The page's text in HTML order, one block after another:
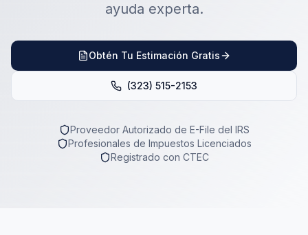
ayuda experta.
Obtén Tu Estimación Gratis
(323) 515-2153
Proveedor Autorizado de E-File del IRS
Profesionales de Impuestos Licenciados
Registrado con CTEC